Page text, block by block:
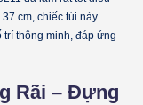
cm, chiếc túi này
thông minh, đáp ứng
Rãi – Đựng